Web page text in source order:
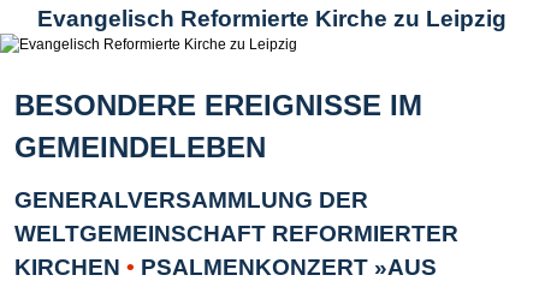
Evangelisch Reformierte Kirche zu Leipzig
BESONDERE EREIGNISSE IM
GEMEINDELEBEN
GENERALVERSAMMLUNG DER
WELTGEMEINSCHAFT REFORMIERTER
KIRCHEN • PSALMENKONZERT »AUS